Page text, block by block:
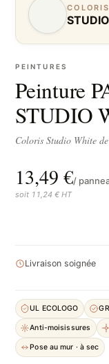
COLORIS
PEINTURES
Peinture
STUDIO
Coloris Studio White
13,49 €/
soit 11,24 € HT
Livraison soignée
UL ECOLOGO
Anti-moisissures
Pose au mur · à sec